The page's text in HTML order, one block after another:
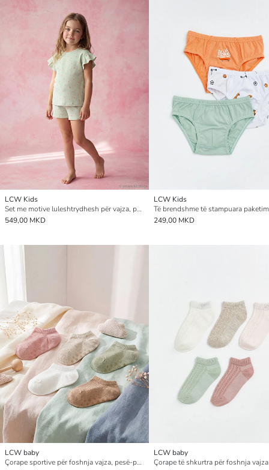
LCW Kids
Set me motive luleshtrydhesh për vajza, pantallona të shkurtra dhe bluzë me mëngë të shkurtra
549,00 MKD
LCW Kids
249,00 MKD
LCW baby
Çorape sportive për foshnja vajza, pesë-pako
LCW baby